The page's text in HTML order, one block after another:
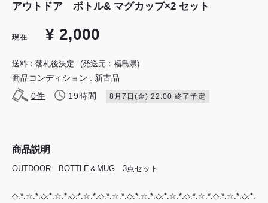
アウトドア ボトル& マグカップ×2 セット
現在 ¥ 2,000
送料：落札後決定 (発送元：福島県)
商品コンディション : 新古品
0件 19時間 8月7日(金) 22:00 終了予定
商品説明
OUTDOOR BOTTLE＆MUG 3点セット
◇:*:☆:*:◇:*:☆:*:◇:*:☆:*:◇:*:☆:*:◇:*:☆:*:◇:*:☆:*:◇:*:☆:*:◇:*:☆:*:◇:*: